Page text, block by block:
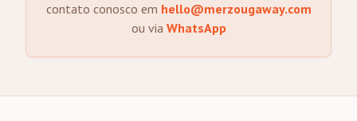
contato conosco em hello@merzougaway.com
ou via WhatsApp